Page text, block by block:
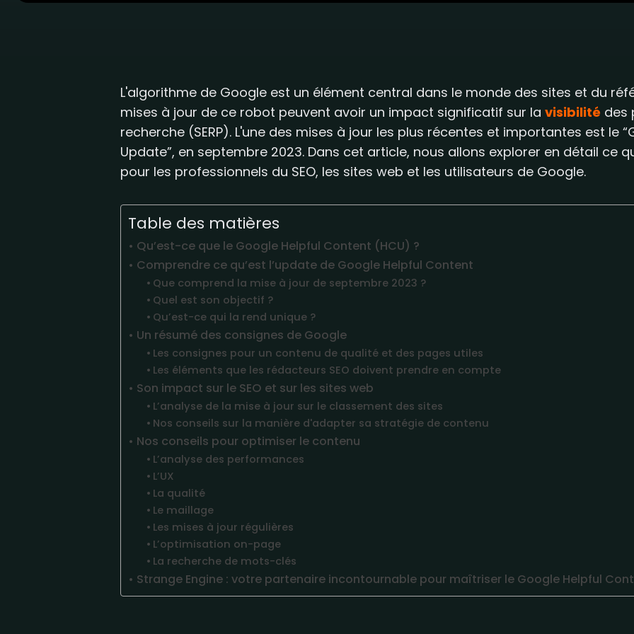
L'algorithme de Google est un élément central dans le monde des sites et du
mises à jour de ce robot peuvent avoir un impact significatif sur lavisibilité des
recherche (SERP). L'une des mises à jour les plus récentes et importantes est le
Update”, en septembre 2023. Dans cet article, nous allons explorer en détail ce
pour les professionnels du SEO, les sites web et les utilisateurs de Google.
Table des matières
Qu’est-ce que le Google Helpful Content (HCU) ?
Comprendre ce qu’est l’update de Google Helpful Content
Que comprend la mise à jour de septembre 2023 ?
Quel est son objectif ?
Qu’est-ce qui la rend unique ?
Un résumé des consignes de Google
Les consignes pour un contenu de qualité et des pages utiles
Les éléments que les rédacteurs SEO doivent prendre en compte
Son impact sur le SEO et sur les sites web
L’analyse de la mise à jour sur le classement des sites
Nos conseils sur la manière d'adapter sa stratégie de contenu
Nos conseils pour optimiser le contenu
L’analyse des performances
L’UX
La qualité
Le maillage
Les mises à jour régulières
L’optimisation on-page
La recherche de mots-clés
Strange Engine : votre partenaire incontournable pour maîtriser le Google Helpful